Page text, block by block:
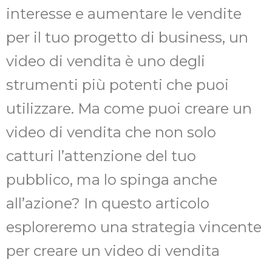
interesse e aumentare le vendite
per il tuo progetto di business, un
video di vendita è uno degli
strumenti più potenti che puoi
utilizzare. Ma come puoi creare un
video di vendita che non solo
catturi l’attenzione del tuo
pubblico, ma lo spinga anche
all’azione? In questo articolo
esploreremo una strategia vincente
per creare un video di vendita